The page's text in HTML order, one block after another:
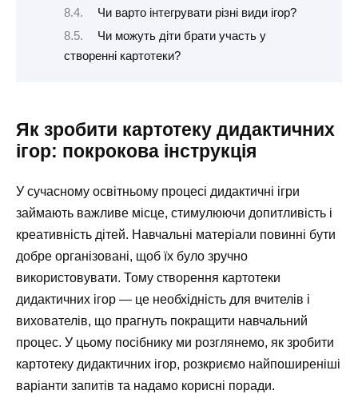
Чи варто інтегрувати різні види ігор?
Чи можуть діти брати участь у
створенні картотеки?
Як зробити картотеку дидактичних
ігор: покрокова інструкція
У сучасному освітньому процесі дидактичні ігри
займають важливе місце, стимулюючи допитливість і
креативність дітей. Навчальні матеріали повинні бути
добре організовані, щоб їх було зручно
використовувати. Тому створення картотеки
дидактичних ігор — це необхідність для вчителів і
вихователів, що прагнуть покращити навчальний
процес. У цьому посібнику ми розглянемо, як зробити
картотеку дидактичних ігор, розкриємо найпоширеніші
варіанти запитів та надамо корисні поради.